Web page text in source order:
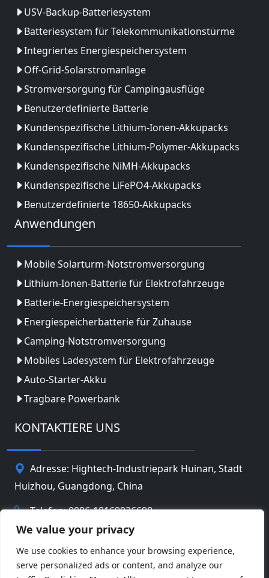
We value your privacy
We use cookies to enhance your browsing experience,
serve personalized ads or content, and analyze our
USV-Backup-Batteriesystem
Batteriesystem für Telekommunikationstürme
Integriertes Energiespeichersystem
Off-Grid-Solarstromanlage
Stromversorgung für Campingausflüge
Benutzerdefinierte Batterie
Kundenspezifische Lithium-Ionen-Akkupacks
Kundenspezifische Lithium-Polymer-Akkupacks
Kundenspezifische NiMH-Akkupacks
Kundenspezifische LiFePO4-Akkupacks
Benutzerdefinierte 18650-Akkupacks
Anwendungen
Mobile Solarturm-Notstromversorgung
Lithium-Ionen-Batterie für Elektrofahrzeuge
Batterie-Energiespeichersystem
Energiespeicherbatterie für Zuhause
Camping-Notstromversorgung
Mobiles Ladesystem für Elektrofahrzeuge
Auto-Starter-Akku
Tragbare Powerbank
KONTAKTIERE UNS
Adresse: Hightech-Industriepark Huinan, Stadt
Huizhou, Guangdong, China
Telefon: 0086-18169936698
info@jbbatterychina.com